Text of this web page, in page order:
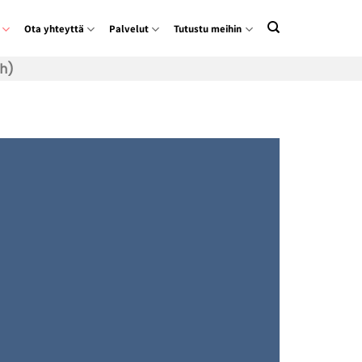
Ota yhteyttä Palvelut Tutustu meihin